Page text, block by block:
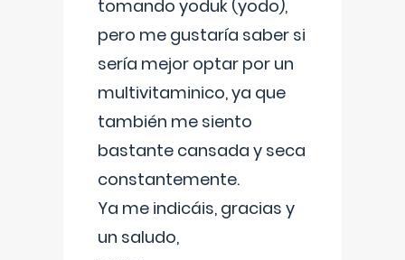
tomando yoduk (yodo),
pero me gustaría saber si
sería mejor optar por un
multivitaminico, ya que
también me siento
bastante cansada y seca
constantemente.
Ya me indicáis, gracias y
un saludo,